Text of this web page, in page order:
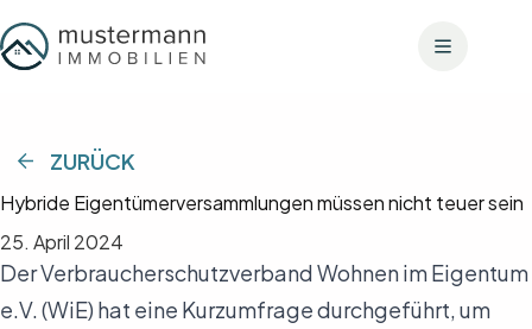
Inhalt
springen
ZURÜCK
Hybride Eigentümerversammlungen müssen nicht teuer sein
25. April 2024
Der Verbraucherschutzverband Wohnen im Eigentum
e.V. (WiE) hat eine Kurzumfrage durchgeführt, um